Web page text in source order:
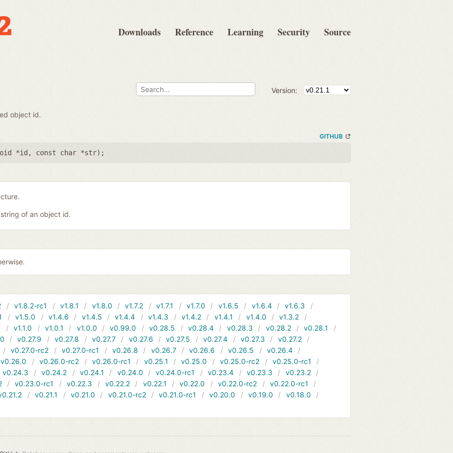
Downloads Reference Learning Security Source
Version:
object id.
GITHUB
*id , const char *str);
of an object id.
v1.8.2-rc1 v1.8.1 v1.8.0 v1.7.2 v1.7.1 v1.7.0 v1.6.5 v1.6.4
v1.6.3
v1.5.0 v1.4.6 v1.4.5 v1.4.4 v1.4.3 v1.4.2 v1.4.1 v1.4.0
v1.3.2
v1.1.0 v1.0.1 v1.0.0 v0.99.0 v0.28.5 v0.28.4 v0.28.3 v0.28.2
v0.28.1
v0.27.9 v0.27.8 v0.27.7 v0.27.6 v0.27.5 v0.27.4 v0.27.3
v0.27.2
v0.27.0-rc2
v0.27.0-rc1 v0.26.8 v0.26.7 v0.26.6 v0.26.5
v0.26.4
v0.26.0
v0.26.0-rc2 v0.26.0-rc1 v0.25.1 v0.25.0 v0.25.0-rc2
v0.25.0-rc1
v0.24.3
v0.24.2 v0.24.1 v0.24.0 v0.24.0-rc1 v0.23.4 v0.23.3
v0.23.2
v0.23.0-rc1 v0.22.3 v0.22.2 v0.22.1 v0.22.0 v0.22.0-rc2
v0.22.0-rc1
v0.21.1 v0.21.0 v0.21.0-rc2 v0.21.0-rc1 v0.20.0 v0.19.0 v0.18.0